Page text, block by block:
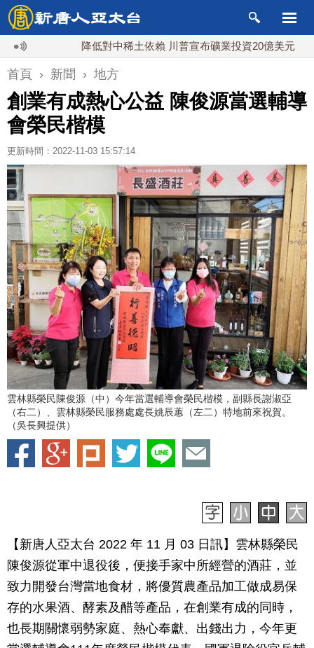
降低對中稀土依賴 川普宣布礦業投資20億美元 中東
首頁 › 新聞 › 地方
創業有成熱心公益 陳俊源當選輔導
會榮民楷模
更新時間：2022-11-03 15:57:14
雲林縣榮民陳俊源（中）今年當選輔導會榮民楷模，副縣長謝淑亞
（右二）、雲林縣榮民服務處處長姚辰蕙（左二）特地前來祝賀。
（吳長興提供）
【新唐人亞太台 2022 年 11 月 03 日訊】雲林縣榮民
陳俊源從軍中退役後，便接手家中所經營的酒莊，並
致力開發台灣當地食材，將優質農產品加工做成易保
存的水果酒、酵素及醋等產品，在創業有成的同時，
也長期關懷弱勢家庭、熱心奉獻、出錢出力，今年更